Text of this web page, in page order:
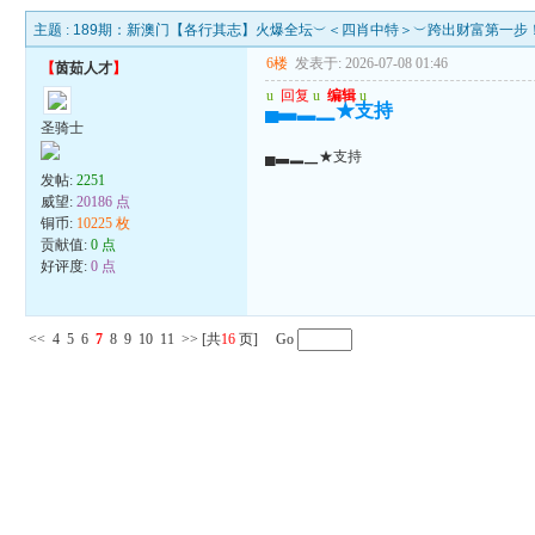
主题 : 189期：新澳门【各行其志】火爆全坛︶＜四肖中特＞︶跨出财富第一步
【茵茹人才】
圣骑士
发帖:2251
威望:20186 点
铜币: 10225 枚
贡献值:0 点
好评度:0 点
6楼 发表于: 2026-07-08 01:46
u 回复 u 编辑 u
▄▃▂▁★支持
▄▃▂▁★支持
<< 4 5 6 7 8 9 10 11 >> [共16 页] Go